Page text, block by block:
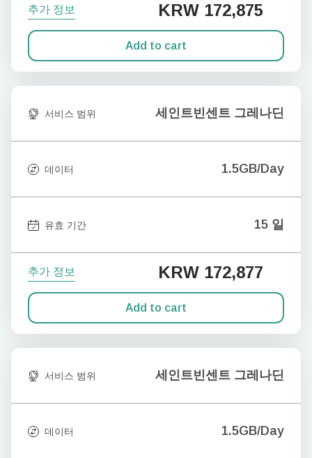
추가 정보 KRW 172,875
Add to cart
서비스 범위 세인트빈센트 그레나딘
데이터 1.5GB/Day
유효 기간 15 일
추가 정보 KRW 172,877
Add to cart
서비스 범위 세인트빈센트 그레나딘
데이터 1.5GB/Day